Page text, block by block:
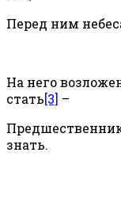
Перед ним
На него
стать[3] –
знать.